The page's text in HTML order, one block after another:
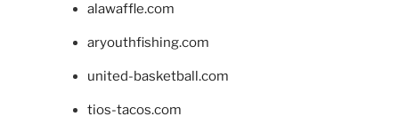
alawaffle.com
aryouthfishing.com
united-basketball.com
tios-tacos.com